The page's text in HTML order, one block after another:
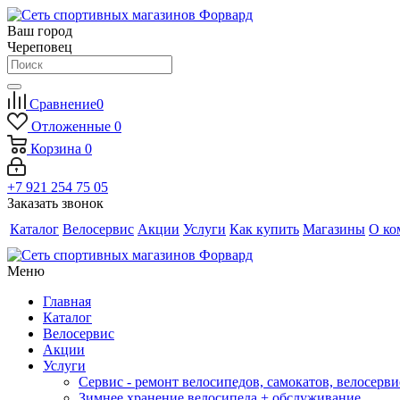
Ваш город
Череповец
Сравнение0
Отложенные 0
Корзина 0
+7 921 254 75 05
Заказать звонок
Каталог Велосервис Акции Услуги Как купить Магазины О
Меню
Главная
Каталог
Велосервис
Акции
Услуги
Сервис - ремонт велосипедов, самокатов,